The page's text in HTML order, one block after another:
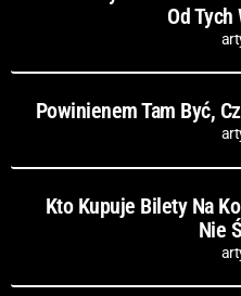
Od Tych
Powinienem Tam Być,
Kto Kupuje Bilety Na
Nie